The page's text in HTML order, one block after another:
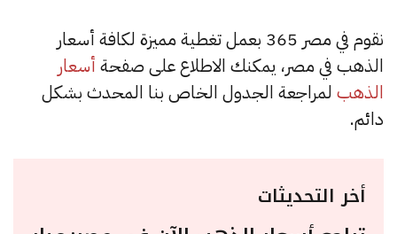
نقوم في مصر 365 بعمل تغطية مميزة لكافة أسعار
الذهب في مصر، يمكنك الاطلاع على صفحة أسعار
الذهب لمراجعة الجدول الخاص بنا المحدث بشكل
دائم.
أخر التحديثات